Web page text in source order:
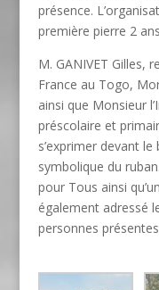
présence.
première pierre 2
M. GANIVET Gilles,
France au Togo,
ainsi que Monsieur
préscolaire et
s’exprimer devant
symbolique du
pour Tous ainsi
également adressé
personnes